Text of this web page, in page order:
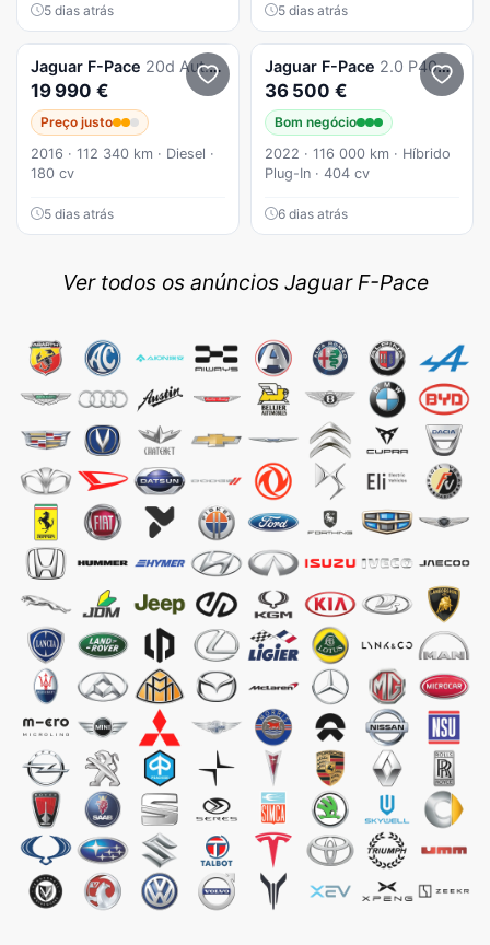
5 dias atrás 5 dias atrás
Jaguar F-Pace 20d Aut. Pure
19 990 €
Preço justo
2016 · 112 340 km · Diesel ·
180 cv
5 dias atrás
Jaguar F-Pace 2.0 P400e AWD R-Dynamic HSE
36 500 €
Bom negócio
2022 · 116 000 km · Híbrido
Plug-In · 404 cv
6 dias atrás
Ver todos os anúncios Jaguar F-Pace